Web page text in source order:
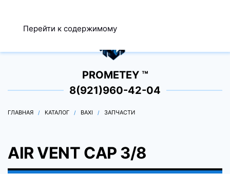
Перейти к содержимому
0
PROMETEY ™
8(921)960-42-04
ГЛАВНАЯ КАТАЛОГ BAXI ЗАПЧАСТИ
AIR VENT CAP 3/8